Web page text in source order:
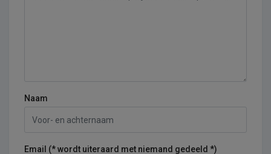
Naam
Email (* wordt uiteraard met niemand gedeeld *)